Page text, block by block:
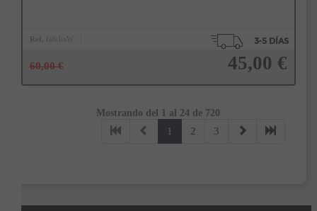
Ref. fideliaW
60,00 € 45,00 €
Añadir a la cesta
Mostrando del 1 al 24 de 720
1 2 3